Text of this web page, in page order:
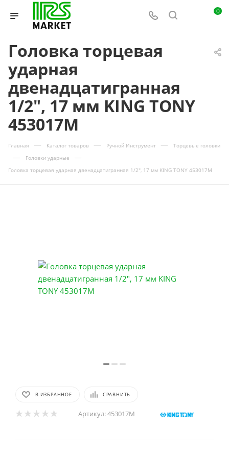
0
Головка торцевая
ударная
двенадцатигранная
1/2", 17 мм KING TONY
453017M
Главная — Каталог товаров — Ручной Инструмент — Торцевые головки
— Головки ударные —
Головка торцевая ударная двенадцатигранная 1/2", 17 мм KING TONY 453017M
В ИЗБРАННОЕ СРАВНИТЬ
Артикул:453017M